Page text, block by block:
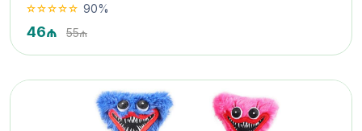
90%
46₼ 55₼